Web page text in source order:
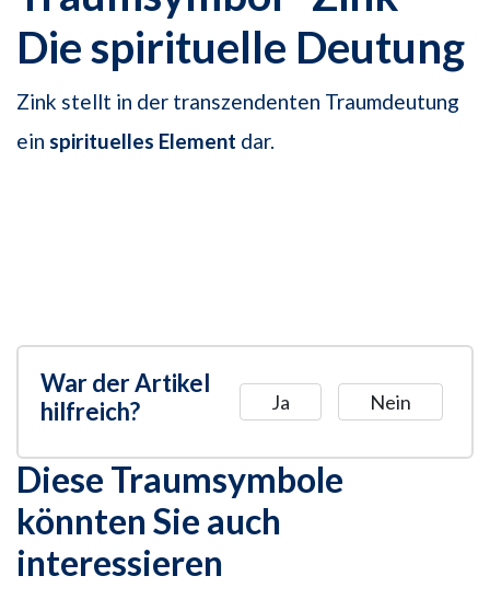
Die spirituelle Deutung
Zink stellt in der transzendenten Traumdeutung
ein spirituelles Element dar.
War der Artikel
hilfreich?
Ja Nein
Diese Traumsymbole
könnten Sie auch
interessieren